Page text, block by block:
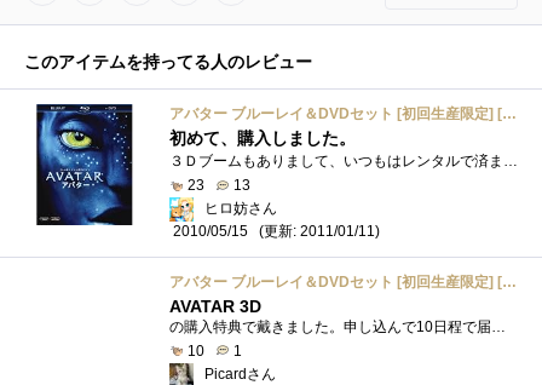
このアイテムを持ってる人のレビュー
アバター ブルーレイ＆DVDセット [初回生産限定] [Blu-ray]
初めて、購入しました。
３Ｄブームもありまして、いつもはレンタルで済ましてますが、ＢＤドライブのテストを兼ねて、購入しました。見た、印象は映像の綺麗なこと�...
23
13
ヒロ妨さん
2010/05/15
(更新: 2011/01/11)
アバター ブルーレイ＆DVDセット [初回生産限定] [Blu-ray]
AVATAR 3D
の購入特典で戴きました。申し込んで10日程で届きました。一緒に申し込んだ3Dグラスプレゼントは未だに届いていません。このディスクは2D/3D対�...
10
1
Picardさん